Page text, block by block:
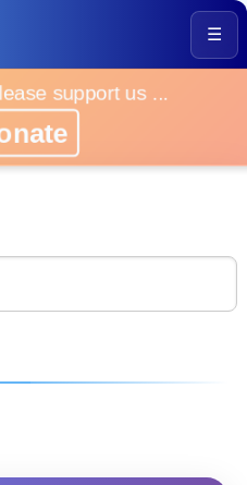
☰
support us ...